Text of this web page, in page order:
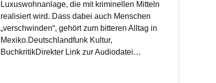
Luxuswohnanlage, die mit kriminellen Mitteln
realisiert wird. Dass dabei auch Menschen
„verschwinden“, gehört zum bitteren Alltag in
Mexiko.Deutschlandfunk Kultur,
BuchkritikDirekter Link zur Audiodatei…